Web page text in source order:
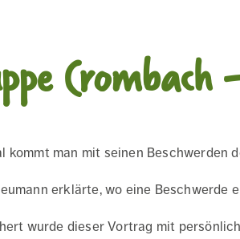
kommt man mit seinen Beschwerden
erklärte, wo eine
wurde dieser Vortrag mit